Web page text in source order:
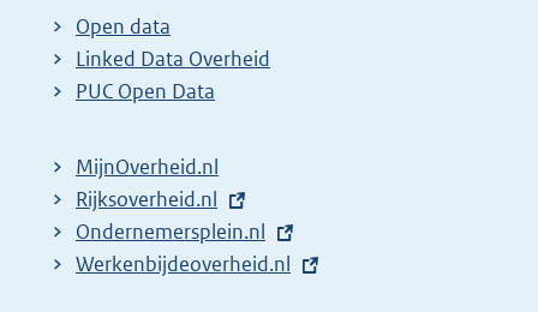
t
e
r
l
i
n
k
Open data
Linked Data Overheid
PUC Open Data
MijnOverheid.nl
E
x
t
Rijksoverheid.nl
E
x
Ondernemersplein.nl
E
Werkenbijdeoverheid.nl